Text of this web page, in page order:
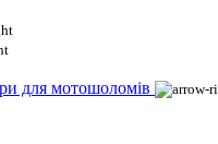
для мотошоломів